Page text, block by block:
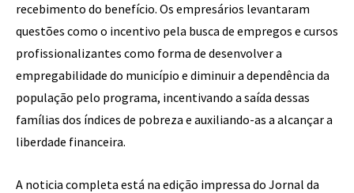
recebimento do benefício. Os empresários levantaram
questões como o incentivo pela busca de empregos e cursos
profissionalizantes como forma de desenvolver a
empregabilidade do município e diminuir a dependência da
população pelo programa, incentivando a saída dessas
famílias dos índices de pobreza e auxiliando-as a alcançar a
liberdade financeira.
A noticia completa está na edição impressa do Jornal da